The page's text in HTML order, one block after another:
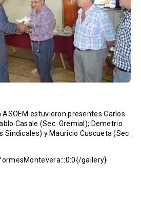
ASOEM estuvieron presentes Carlos
Casale (Sec. Gremial); Demetrio
Sindicales) y Mauricio Cuscueta (Sec.
gallery}